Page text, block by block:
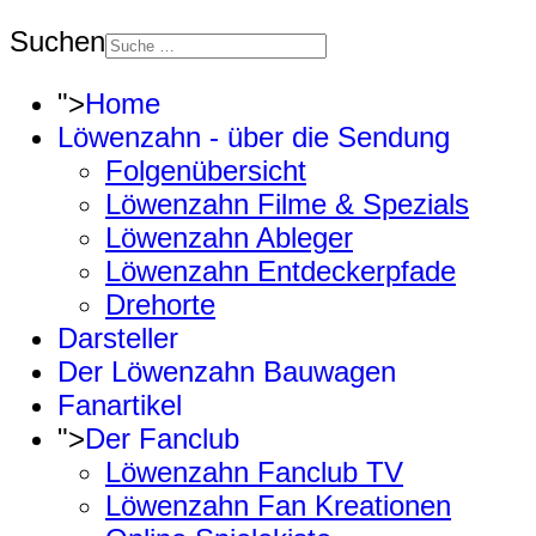
Suchen
">Home
Löwenzahn - über die Sendung
Folgenübersicht
Löwenzahn Filme & Spezials
Löwenzahn Ableger
Löwenzahn Entdeckerpfade
Drehorte
Darsteller
Der Löwenzahn Bauwagen
Fanartikel
">Der Fanclub
Löwenzahn Fanclub TV
Löwenzahn Fan Kreationen